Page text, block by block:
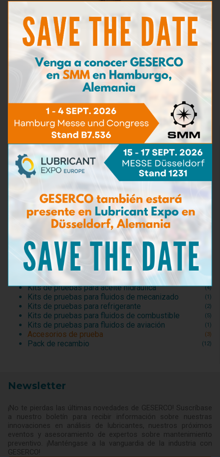
Contenido de Agua
Viscosidad
BN - TBN
Contaminación con partículas
Materias carbonosas
Detergencia
Capacidad de dispersión
Bacterias y hongos
Detección de agua del mar
Dilución
Densidad
Punto de inflamación
Kit de tomada de muestra
Kits de pruebas para aceite motor
Kits de pruebas para aceite hidráulica (4)
Kits de pruebas para fluidos de mecanizado (1)
Kits de pruebas para refrigerante (2)
Kits de pruebas para fluidos de combustible (5)
Kits de pruebas para fluidos de aviación (1)
Accesorios de prueba (3)
Pack de recambio (12)
Pulverizador de aire seco
Más información
Newsletter
¡No te pierdas las últimas novedades de GESERCO! Suscríbase
a nuestro boletín para recibir información sobre nuestras
innovaciones en análisis de lubricantes, nuestros próximos
eventos y asesoramiento de expertos sobre mantenimiento
preventivo. ¡Manténgase a la vanguardia de la industria con
GESERCO!